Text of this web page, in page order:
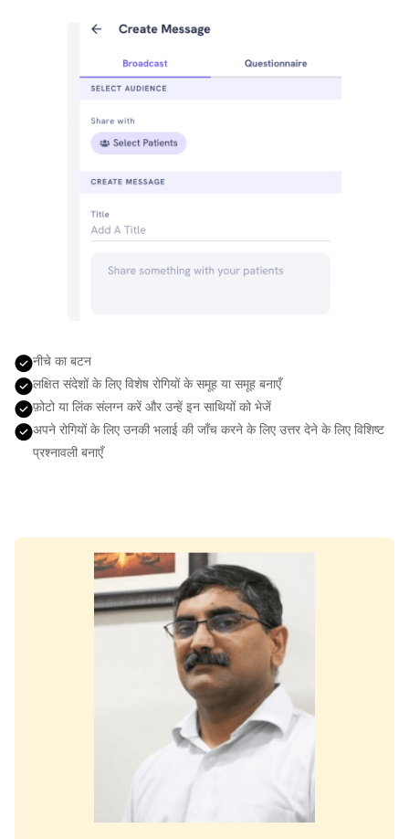
नीचे का बटन
लक्षित संदेशों के लिए विशेष रोगियों के समूह या समूह बनाएँ
फ़ोटो या लिंक संलग्न करें और उन्हें इन साथियों को भेजें
अपने रोगियों के लिए उनकी भलाई की जाँच करने के लिए उत्तर देने के लिए विशिष्ट
प्रश्नावली बनाएँ